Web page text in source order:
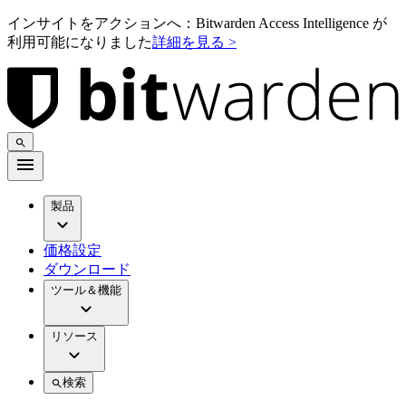
インサイトをアクションへ：Bitwarden Access Intelligence が
利用可能になりました詳細を見る >
製品
価格設定
ダウンロード
ツール＆機能
リソース
検索